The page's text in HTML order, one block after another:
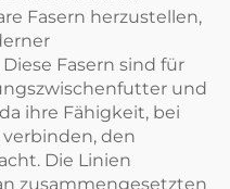
Fasern herzustellen,
Fasern sind für
und
ihre Fähigkeit, bei
den
Die Linien
zusammengesetzten